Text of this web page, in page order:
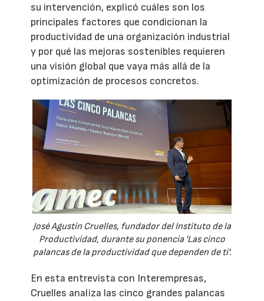
su intervención, explicó cuáles son los
principales factores que condicionan la
productividad de una organización industrial
y por qué las mejoras sostenibles requieren
una visión global que vaya más allá de la
optimización de procesos concretos.
José Agustín Cruelles, fundador del Instituto de la
Productividad, durante su ponencia 'Las cinco
palancas de la productividad que dependen de ti'.
En esta entrevista con Interempresas,
Cruelles analiza las cinco grandes palancas